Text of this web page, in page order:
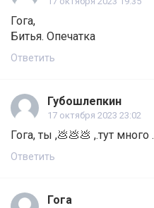
Гога,
Битья. Опечатка
Ответить
Губошлепкин
17 октября 2023 23:02
Гога, ты ,💩💩💩 ,.тут много .
Ответить
Гога